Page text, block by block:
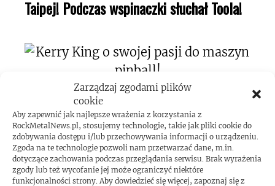
Zarządzaj zgodami plików
cookie
Aby zapewnić jak najlepsze wrażenia z korzystania z
RockMetalNews.pl, stosujemy technologie, takie jak pliki cookie do
zdobywania dostępu i/lub przechowywania informacji o urządzeniu.
Zgoda na te technologie pozwoli nam przetwarzać dane, m.in.
dotyczące zachowania podczas przeglądania serwisu. Brak wyrażenia
zgody lub też wycofanie jej może ograniczyć niektóre
funkcjonalności strony. Aby dowiedzieć się więcej, zapoznaj się z
Taipej! Podczas wspinaczki słuchał Toola!
Kerry King o swojej pasji do maszyn
pinball!